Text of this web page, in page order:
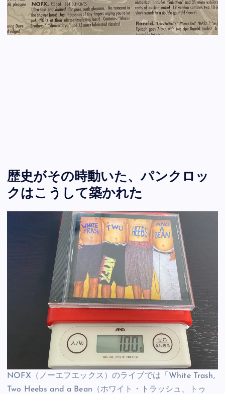
歴史がその時動いた、パンクロッ
クはこうして築かれた
NOFX（ノーエフエックス）のライブでは「White Trash,
Two Heebs and a Bean（ホワイト・トラッシュ、トゥ